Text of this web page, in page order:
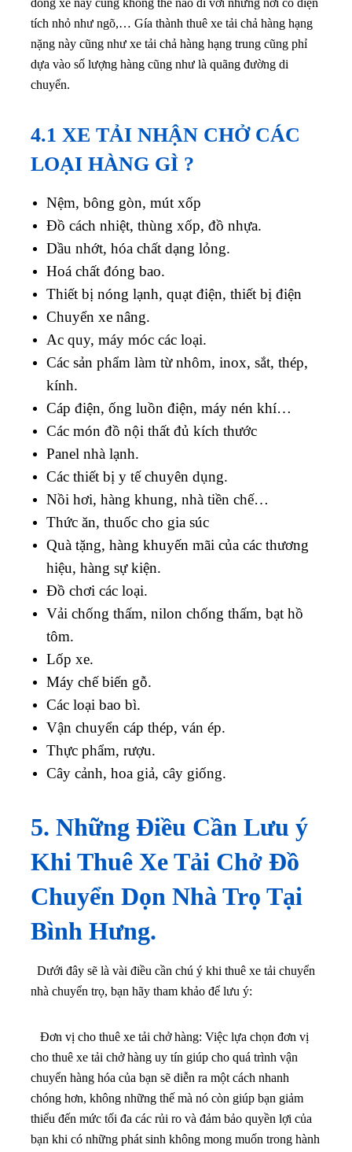
dòng xe này cũng không thể nào đi với những nơi có diện
tích nhỏ như ngõ,… Gía thành thuê xe tải chả hàng hạng
nặng này cũng như xe tải chả hàng hạng trung cũng phỉ
dựa vào số lượng hàng cũng như là quãng đường di
chuyển.
4.1 XE TẢI NHẬN CHỞ CÁC
LOẠI HÀNG GÌ ?
Nệm, bông gòn, mút xốp
Đồ cách nhiệt, thùng xốp, đồ nhựa.
Dầu nhớt, hóa chất dạng lỏng.
Hoá chất đóng bao.
Thiết bị nóng lạnh, quạt điện, thiết bị điện
Chuyển xe nâng.
Ac quy, máy móc các loại.
Các sản phẩm làm từ nhôm, inox, sắt, thép,
kính.
Cáp điện, ống luồn điện, máy nén khí…
Các món đồ nội thất đủ kích thước
Panel nhà lạnh.
Các thiết bị y tế chuyên dụng.
Nồi hơi, hàng khung, nhà tiền chế…
Thức ăn, thuốc cho gia súc
Quà tặng, hàng khuyến mãi của các thương
hiệu, hàng sự kiện.
Đồ chơi các loại.
Vải chống thấm, nilon chống thấm, bạt hồ
tôm.
Lốp xe.
Máy chế biến gỗ.
Các loại bao bì.
Vận chuyển cáp thép, ván ép.
Thực phẩm, rượu.
Cây cảnh, hoa giả, cây giống.
5. Những Điều Cần Lưu ý
Khi Thuê Xe Tải Chở Đồ
Chuyển Dọn Nhà Trọ Tại
Bình Hưng.
Dưới đây sẽ là vài điều cần chú ý khi thuê xe tải chuyển
nhà chuyển trọ, bạn hãy tham khảo để lưu ý:
Đơn vị cho thuê xe tải chở hàng: Việc lựa chọn đơn vị
cho thuê xe tải chở hàng uy tín giúp cho quá trình vận
chuyển hàng hóa của bạn sẽ diễn ra một cách nhanh
chóng hơn, không những thế mà nó còn giúp bạn giảm
thiểu đến mức tối đa các rủi ro và đảm bảo quyền lợi của
bạn khi có những phát sinh không mong muốn trong hành